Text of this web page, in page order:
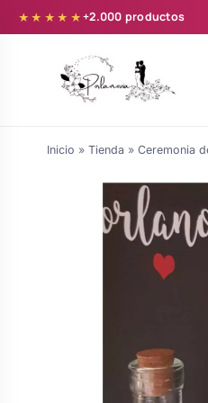
★★★★★+2.000 productos
novia y zapatillas
Árboles de Huellas
Batas de comunión
para niña
Inicio » Tienda » Ceremonia